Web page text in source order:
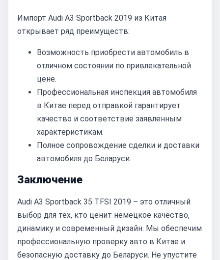
Импорт Audi A3 Sportback 2019 из Китая
открывает ряд преимуществ:
Возможность приобрести автомобиль в
отличном состоянии по привлекательной
цене.
Профессиональная инспекция автомобиля
в Китае перед отправкой гарантирует
качество и соответствие заявленным
характеристикам.
Полное сопровождение сделки и доставки
автомобиля до Беларуси.
Заключение
Audi A3 Sportback 35 TFSI 2019 – это отличный
выбор для тех, кто ценит немецкое качество,
динамику и современный дизайн. Мы обеспечим
профессиональную проверку авто в Китае и
безопасную доставку до Беларуси. Не упустите